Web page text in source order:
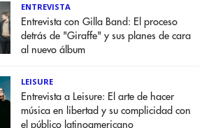
ENTREVISTA
Entrevista con Gilla Band: El proceso
detrás de "Giraffe" y sus planes de cara
al nuevo álbum
LEISURE
Entrevista a Leisure: El arte de hacer
música en libertad y su complicidad con
el público latinoamericano